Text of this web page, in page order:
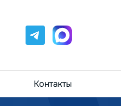
Telegram
Контакты